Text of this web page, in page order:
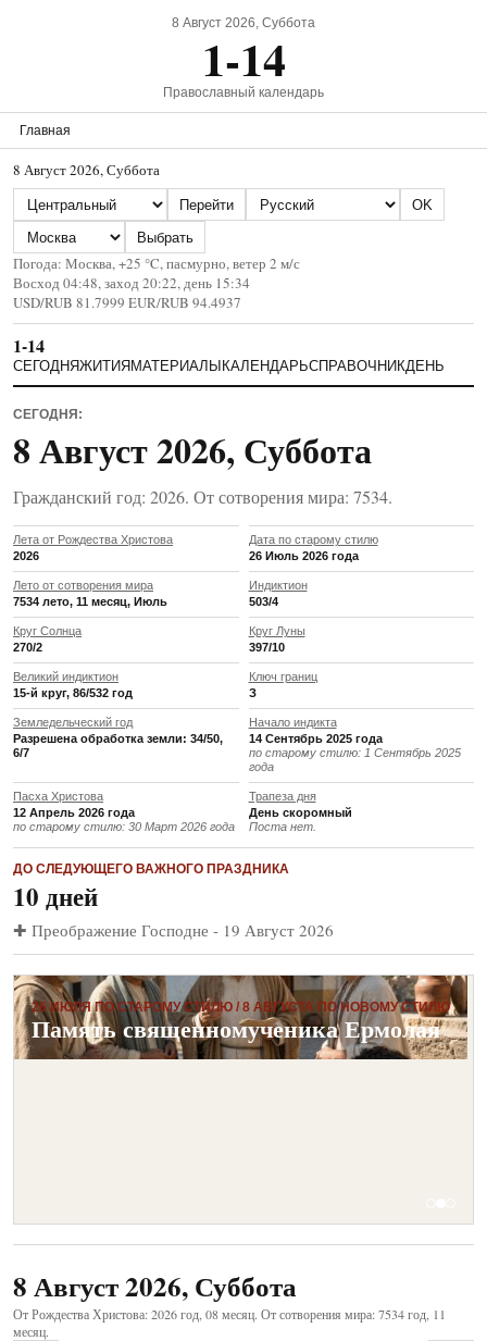
8 Август 2026, Суббота
1-14
Православный календарь
Главная
8 Август 2026, Суббота
Страна
Перейти
Язык
OK
Город
Выбрать
Погода: Москва, +25 °C, пасмурно, ветер 2 м/с
Восход 04:48, заход 20:22, день 15:34
USD/RUB 81.7999 EUR/RUB 94.4937
1-14
СЕГОДНЯЖИТИЯ МАТЕРИАЛЫ КАЛЕНДАРЬСПРАВОЧНИКДЕНЬ
СЕГОДНЯ:
8 Август 2026, Суббота
Гражданский год: 2026. От сотворения мира: 7534.
Лета от Рождества Христова
2026
Дата по старому стилю
26 Июль 2026 года
Лето от сотворения мира
7534 лето, 11 месяц, Июль
Индиктион
503/4
Круг Солнца
270/2
Круг Луны
397/10
Великий индиктион
15-й круг, 86/532 год
Ключ границ
З
Земледельческий год
Разрешена обработка земли: 34/50,
6/7
Начало индикта
14 Сентябрь 2025 года
по старому стилю: 1 Сентябрь 2025
года
Пасха Христова
12 Апрель 2026 года
по старому стилю: 30 Март 2026 года
Трапеза дня
День скоромный
Поста нет.
ДО СЛЕДУЮЩЕГО ВАЖНОГО ПРАЗДНИКА
10 дней
✚ Преображение Господне - 19 Август 2026
Житие преподобного отца нашего
Моисея Угрина
26 ИЮЛЯ ПО СТАРОМУ СТИЛЮ / 8 АВГУСТА ПО НОВОМУ СТИЛЮ
Память священномученика Ермолая
Страдание святой
преподобномученицы Параскевы
8 Август 2026, Суббота
От Рождества Христова: 2026 год, 08 месяц. От сотворения мира: 7534 год, 11
месяц.